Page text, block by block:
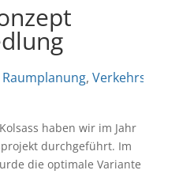
Raumplanung,
haben wir im Jahr
durchgeführt. Im
die optimale Variante